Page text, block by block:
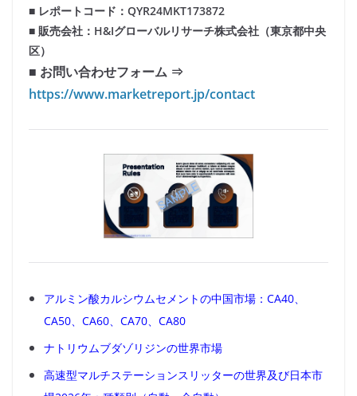
■ レポートコード：QYR24MKT173872
■ 販売会社：H&Iグローバルリサーチ株式会社（東京都中央
区）
■ お問い合わせフォーム ⇒
https://www.marketreport.jp/contact
アルミン酸カルシウムセメントの中国市場：CA40、
CA50、CA60、CA70、CA80
ナトリウムブダゾリジンの世界市場
高速型マルチステーションスリッターの世界及び日本市